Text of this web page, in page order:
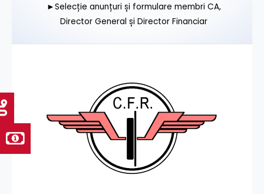
►Selecție anunțuri și formulare membri CA,
Director General și Director Financiar